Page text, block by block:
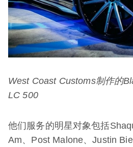
West Coast Customs制作的
LC 500
他们服务的明星对象包括
Am、Post Malone、Justin